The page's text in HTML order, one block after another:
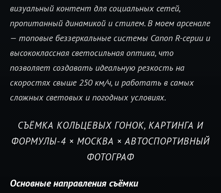
визуальный контент для социальных сетей,
пропитанный динамикой и стилем. В моем арсенале
— топовые беззеркальные системы Canon R-серии и
высококлассная светосильная оптика, что
позволяет создавать идеальную резкость на
скоростях свыше 250 км/ч, и работать в самых
сложных световых и погодных условиях.
СЪЁМКА КОЛЬЦЕВЫХ ГОНОК, КАРТИНГА И
ФОРМУЛЫ-4 × МОСКВА × АВТОСПОРТИВНЫЙ
ФОТОГРАФ
Основные направления съёмки